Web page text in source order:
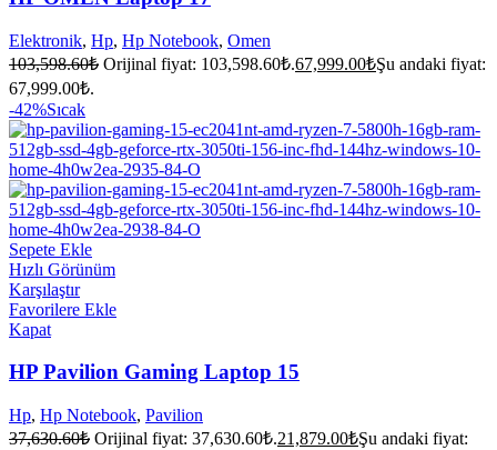
Elektronik, Hp, Hp Notebook, Omen
103,598.60₺ Orijinal fiyat: 103,598.60₺.67,999.00₺Şu andaki fiyat:
67,999.00₺.
-42%Sıcak
Sepete Ekle
Hızlı Görünüm
Karşılaştır
Favorilere Ekle
Kapat
HP Pavilion Gaming Laptop 15
Hp, Hp Notebook, Pavilion
37,630.60₺ Orijinal fiyat: 37,630.60₺.21,879.00₺Şu andaki fiyat: